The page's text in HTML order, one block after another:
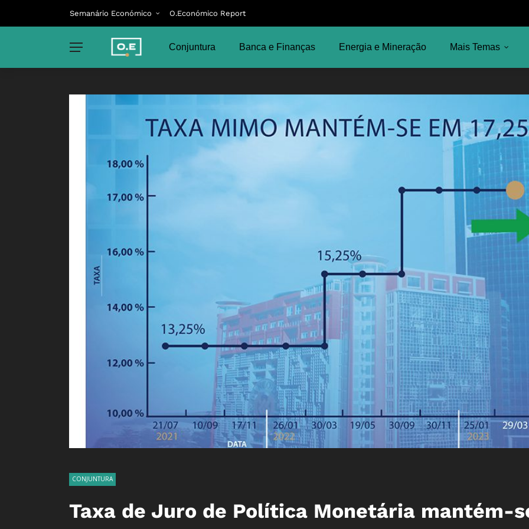
Semanário Económico O.Económico Report
Conjuntura Banca e Finanças Energia e Mineração Mais Temas
CONJUNTURA
Taxa de Juro de Política Monetária mantém-